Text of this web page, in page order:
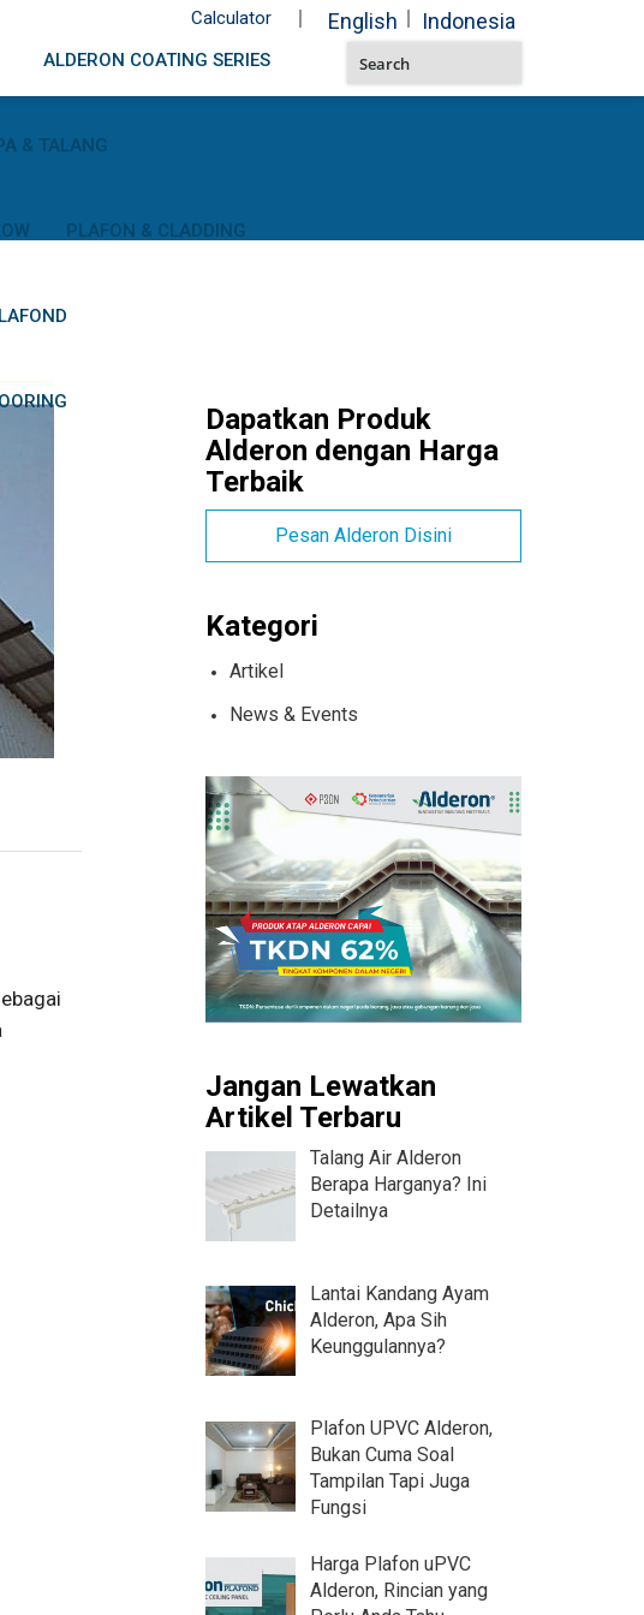
English Indonesia
Calculator
ALDERON COATING SERIES
& TALANG
PLAFON & CLADDING
Dapatkan Produk
Alderon dengan Harga
Terbaik
Pesan Alderon Disini
Kategori
Artikel
News & Events
Jangan Lewatkan
Artikel Terbaru
Talang Air Alderon
Berapa Harganya? Ini
Detailnya
Lantai Kandang Ayam
Alderon, Apa Sih
Keunggulannya?
Plafon UPVC Alderon,
Bukan Cuma Soal
Tampilan Tapi Juga
Fungsi
Harga Plafon uPVC
Alderon, Rincian yang